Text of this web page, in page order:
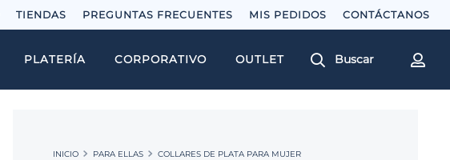
TIENDAS PREGUNTAS FRECUENTES MIS PEDIDOS
PLATERÍA CORPORATIVO OUTLET Buscar
PARA ELLAS
COLLARES DE PLATA PARA MUJER